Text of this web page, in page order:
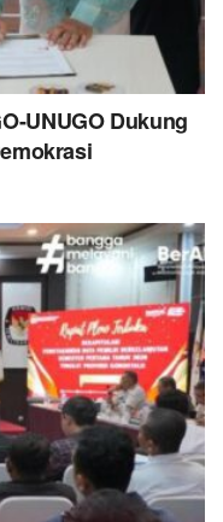
UNUGO Dukung